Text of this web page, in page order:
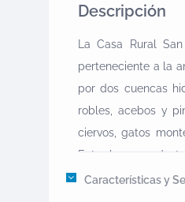
Descripción
La Casa Rural
perteneciente a la
por dos cuencas
robles, acebos y
ciervos, gatos
Entre las aves
pardilla y becada,
Características y